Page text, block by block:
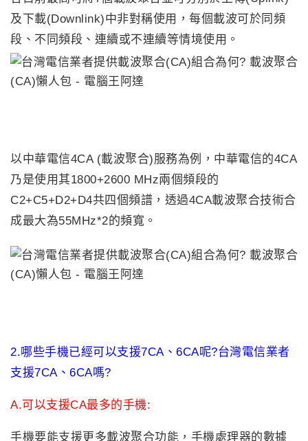
及下載(Downlink)中非對稱使用，每個載波可於同頻
段、不同頻段、連續或不連續等情境使用。
以中華電信4CA (載波聚合)服務為例，中華電信的4CA
乃是使用其1800+2600 MHz兩個頻段的
C2+C5+D2+D4共四個頻譜，透過4CA載波聚合技術合
成最大為55MHz*2的頻寬。
2.哪些手機已經可以支援7CA、6CA呢?台灣電信業者
支援7CA、6CA嗎?
A.可以支援CA最多的手機:
手機要能支援更多載波聚合功能，手機處理器的數據